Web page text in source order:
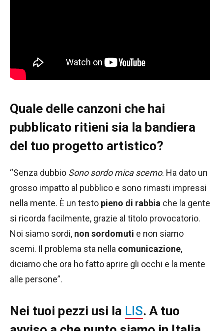
Quale delle canzoni che hai
pubblicato ritieni sia la bandiera
del tuo progetto artistico?
“Senza dubbio Sono sordo mica scemo. Ha dato un
grosso impatto al pubblico e sono rimasti impressi
nella mente. È un testo pieno di rabbia che la gente
si ricorda facilmente, grazie al titolo provocatorio.
Noi siamo sordi, non sordomuti e non siamo
scemi. Il problema sta nella comunicazione,
diciamo che ora ho fatto aprire gli occhi e la mente
alle persone”.
Nei tuoi pezzi usi la LIS. A tuo